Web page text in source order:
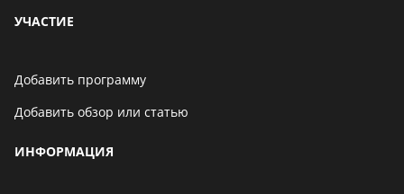
УЧАСТИЕ
Добавить программу
Добавить обзор или статью
ИНФОРМАЦИЯ